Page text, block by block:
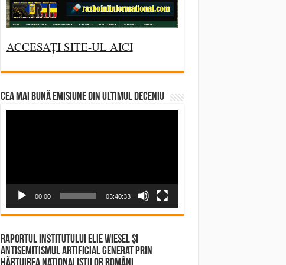
ACCESAȚI SITE-UL AICI
CEA MAI BUNĂ EMISIUNE DIN ULTIMUL DECENIU
00:00 03:40:33
Raportul Institutului Elie Wiesel și
Antisemitismul Artificial Generat prin